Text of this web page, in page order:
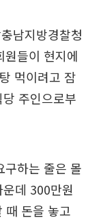
남지방경찰청
들이 현지에
먹이려고 잠
주인으로부
하는 줄은 몰
데 300만원
때 돈을 놓고